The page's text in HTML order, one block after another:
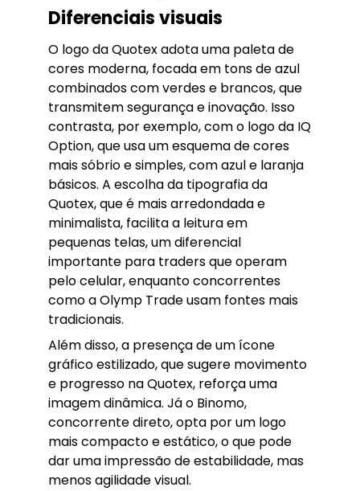
Diferenciais visuais
O logo da Quotex adota uma paleta de
cores moderna, focada em tons de azul
combinados com verdes e brancos, que
transmitem segurança e inovação. Isso
contrasta, por exemplo, com o logo da IQ
Option, que usa um esquema de cores
mais sóbrio e simples, com azul e laranja
básicos. A escolha da tipografia da
Quotex, que é mais arredondada e
minimalista, facilita a leitura em
pequenas telas, um diferencial
importante para traders que operam
pelo celular, enquanto concorrentes
como a Olymp Trade usam fontes mais
tradicionais.
Além disso, a presença de um ícone
gráfico estilizado, que sugere movimento
e progresso na Quotex, reforça uma
imagem dinâmica. Já o Binomo,
concorrente direto, opta por um logo
mais compacto e estático, o que pode
dar uma impressão de estabilidade, mas
menos agilidade visual.